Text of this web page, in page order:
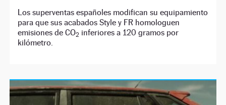
Los superventas españoles modifican su equipamiento
para que sus acabados Style y FR homologuen
emisiones de CO2 inferiores a 120 gramos por
kilómetro.